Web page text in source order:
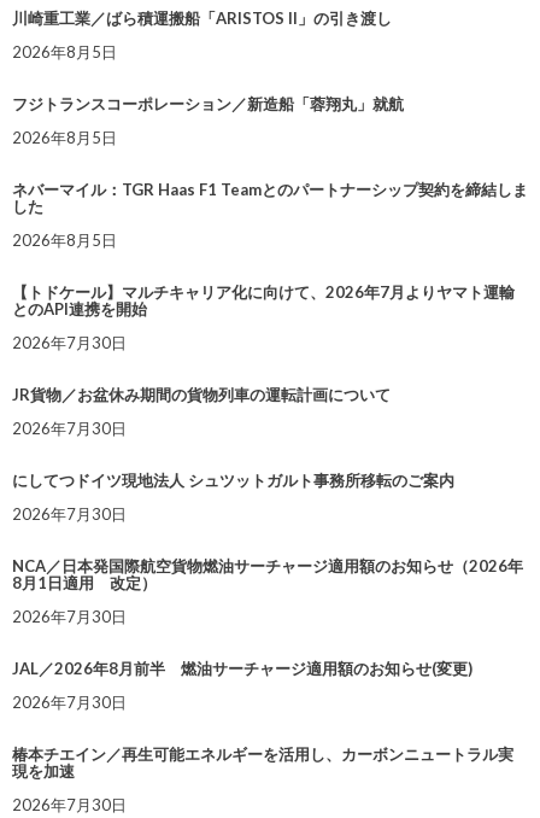
川崎重工業／ばら積運搬船「ARISTOS II」の引き渡し
2026年8月5日
フジトランスコーポレーション／新造船「蓉翔丸」就航
2026年8月5日
ネバーマイル：TGR Haas F1 Teamとのパートナーシップ契約を締結しま
した
2026年8月5日
【トドケール】マルチキャリア化に向けて、2026年7月よりヤマト運輸
とのAPI連携を開始
2026年7月30日
JR貨物／お盆休み期間の貨物列車の運転計画について
2026年7月30日
にしてつドイツ現地法人 シュツットガルト事務所移転のご案内
2026年7月30日
NCA／日本発国際航空貨物燃油サーチャージ適用額のお知らせ（2026年
8月1日適用 改定）
2026年7月30日
JAL／2026年8月前半 燃油サーチャージ適用額のお知らせ(変更)
2026年7月30日
椿本チエイン／再生可能エネルギーを活用し、カーボンニュートラル実
現を加速
2026年7月30日